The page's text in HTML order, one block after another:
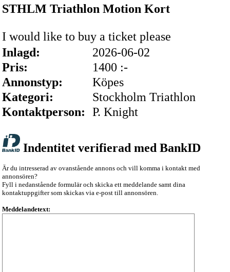
STHLM Triathlon Motion Kort
I would like to buy a ticket please
Inlagd:
2026-06-02
Pris:
1400 :-
Annonstyp:
Köpes
Kategori:
Stockholm Triathlon
Kontaktperson:
P. Knight
Indentitet verifierad med BankID
Är du intresserad av ovanstående annons och vill komma i kontakt med
annonsören?
Fyll i nedanstående formulär och skicka ett meddelande samt dina
kontaktuppgifter som skickas via e-post till annonsören.
Meddelandetext: